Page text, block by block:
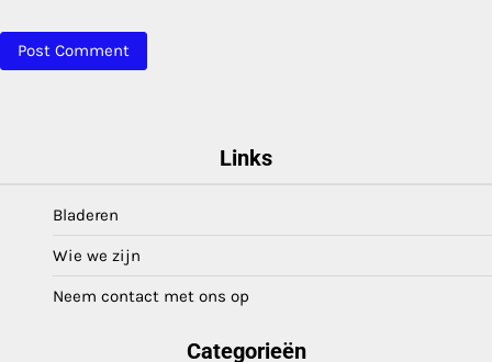
Links
Bladeren
Wie we zijn
Neem contact met ons op
Categorieën